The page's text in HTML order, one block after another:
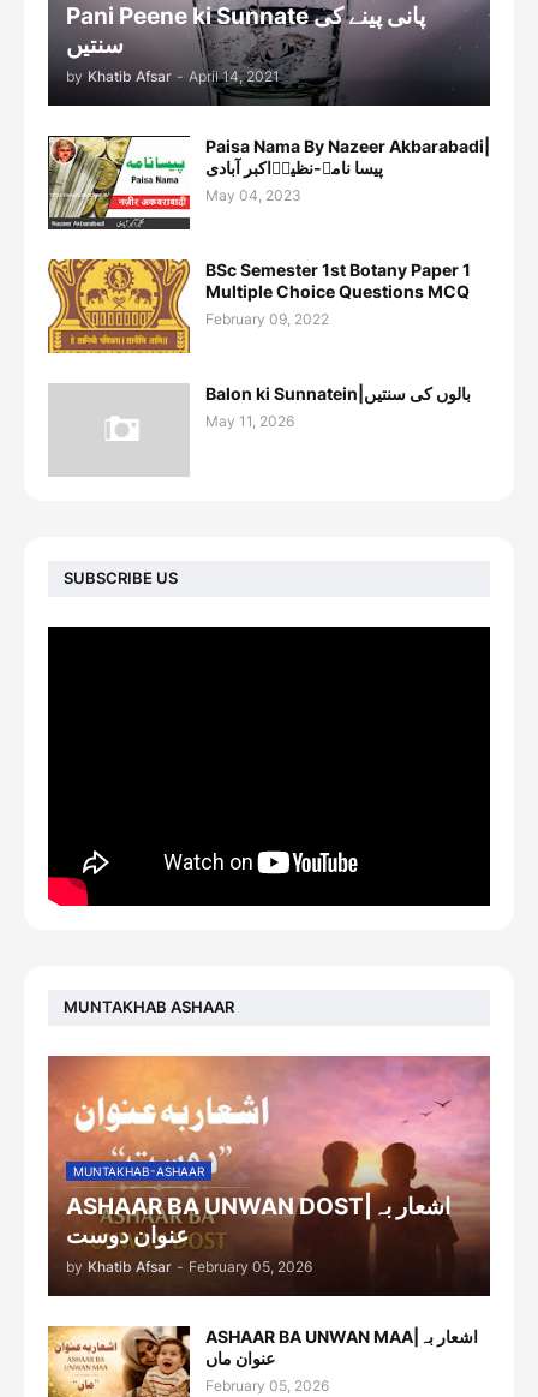
Pani Peene ki Sunnate پانی پینے کی
سنتیں
by Khatib Afsar - April 14, 2021
Paisa Nama By Nazeer Akbarabadi|
پیسا نامہ-نظیرؔاکبر آبادی
May 04, 2023
BSc Semester 1st Botany Paper 1
Multiple Choice Questions MCQ
February 09, 2022
Balon ki Sunnatein|بالوں کی سنتیں
May 11, 2026
SUBSCRIBE US
MUNTAKHAB ASHAAR
MUNTAKHAB-ASHAAR
ASHAAR BA UNWAN DOST|اشعار بہ
عنوان دوست
by Khatib Afsar - February 05, 2026
ASHAAR BA UNWAN MAA|اشعار بہ
عنوان ماں
February 05, 2026